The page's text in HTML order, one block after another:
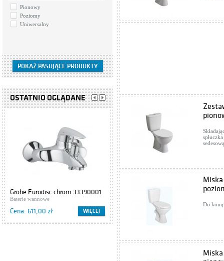
Pionowy
Poziomy
Uniwersalny
OSTATNIO OGLĄDANE
Grohe Eurodisc chrom 33390001
Baterie wannowe
Cena: 611,00 zł WIĘCEJ
Cersanit IBIZA S504-009
Szafki podumywalkowe
Cena: 416,00 zł
Do